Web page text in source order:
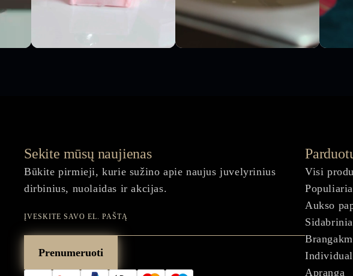
Sekite mūsų naujienas
Būkite pirmieji, kurie sužino apie naujus juvelyrinius
dirbinius, nuolaidas ir akcijas.
paštą
Prenumeruoti
Visi
Aukso
Apranga